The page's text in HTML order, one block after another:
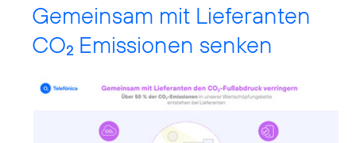
Gemeinsam mit Lieferanten
CO2 Emissionen senken